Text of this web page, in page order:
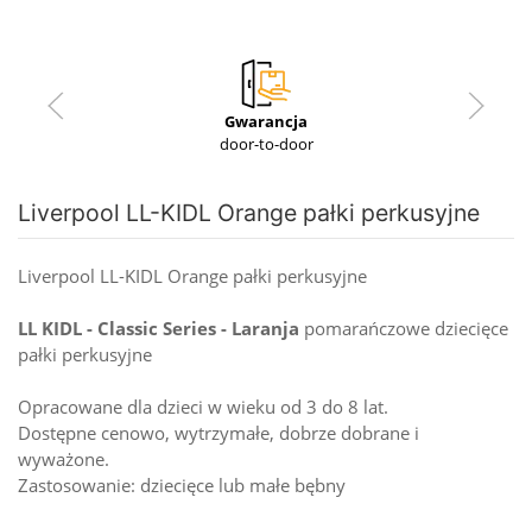
Gwarancja
door-to-door
Liverpool LL-KIDL Orange pałki perkusyjne
Liverpool LL-KIDL Orange pałki perkusyjne
LL KIDL - Classic Series - Laranja pomarańczowe dziecięce
pałki perkusyjne
Opracowane dla dzieci w wieku od 3 do 8 lat.
Dostępne cenowo, wytrzymałe, dobrze dobrane i
wyważone.
Zastosowanie: dziecięce lub małe bębny